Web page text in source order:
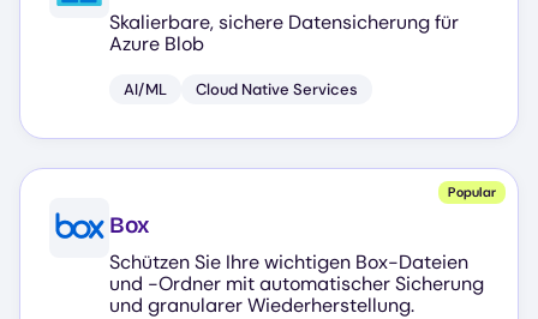
File SharesSkalierbare, sichere Datensicherung für
Azure Blob
AI/ML Cloud Native Services
Popular
Box
Schützen Sie Ihre wichtigen Box-Dateien
und -Ordner mit automatischer Sicherung
und granularer Wiederherstellung.